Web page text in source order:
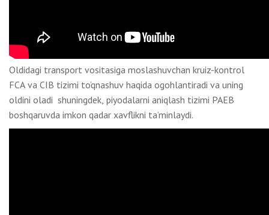
Oldidagi transport vositasiga moslashuvchan kruiz-kontrol
FCA va CIB tizimi to’qnashuv haqida ogohlantiradi va uning
oldini oladi shuningdek, piyodalarni aniqlash tizimi PAEB
boshqaruvda imkon qadar xavflikni ta’minlaydi.